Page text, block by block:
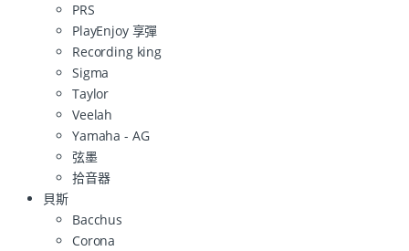
PRS
PlayEnjoy 享彈
Recording king
Sigma
Taylor
Veelah
Yamaha - AG
弦墨
拾音器
貝斯
Bacchus
Corona